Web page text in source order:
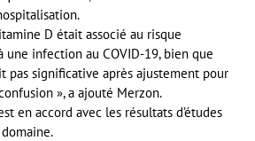
D était associé au risque
une infection au COVID-19, bien que
pas significative après ajustement pour
», a ajouté Merzon.
en accord avec les résultats d’études